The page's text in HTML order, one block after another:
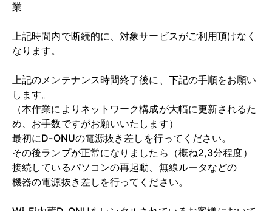
業
上記時間内で断続的に、対象サービスがご利用頂けなく
なります。
上記のメンテナンス時間終了後に、下記の手順をお願い
します。
（本作業によりネットワーク構成が大幅に更新されるた
め、お手数ですがお願いいたします）
最初にD-ONUの電源抜き差しを行ってください。
その後ランプが正常になりましたら（概ね2,3分程度）
接続しているパソコンの再起動、無線ルータなどの
機器の電源抜き差しを行ってください。